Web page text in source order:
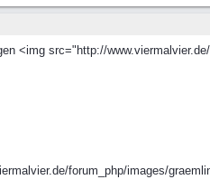
<img src="http://
forum_php/images/